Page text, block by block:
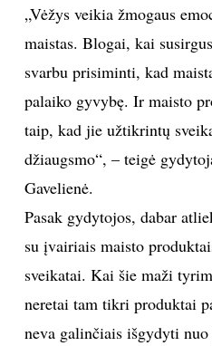
TEATRAS
SPORTAS
FOTOGRAFIJA
ORAI
ĮDOMYBĖS
„Vėžys veikia žmogaus
maistas. Blogai, kai
svarbu prisiminti, kad
palaiko gyvybę. Ir maisto
taip, kad jie užtikrintų
džiaugsmo“, – teigė
Gavelienė.
Pasak gydytojos, dabar
su įvairiais maisto
sveikatai. Kai šie maži
neretai tam tikri produktai
neva galinčiais išgydyti